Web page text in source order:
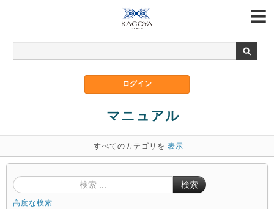
マニュアル
すべてのカテゴリを 表示
検索
高度な検索